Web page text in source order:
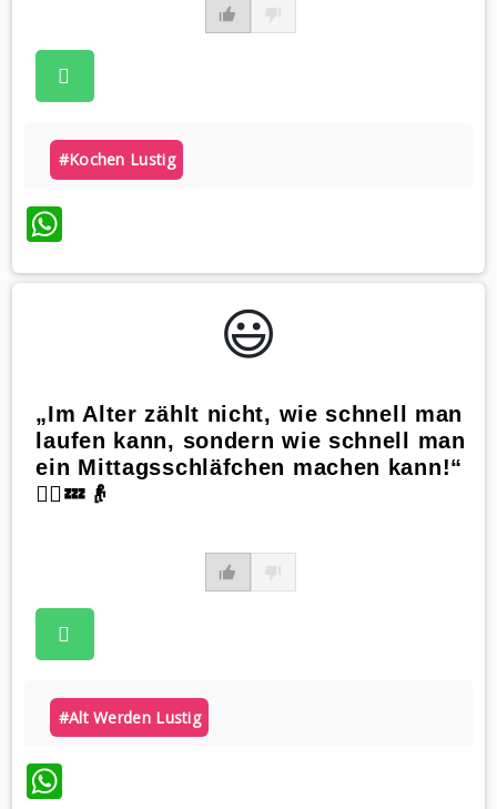
#kochen Lustig
WhatsApp
😃️
„Im Alter zählt nicht, wie schnell man
laufen kann, sondern wie schnell man
ein Mittagsschläfchen machen kann!“
🏃‍♀️💤👴
#alt Werden Lustig
WhatsApp